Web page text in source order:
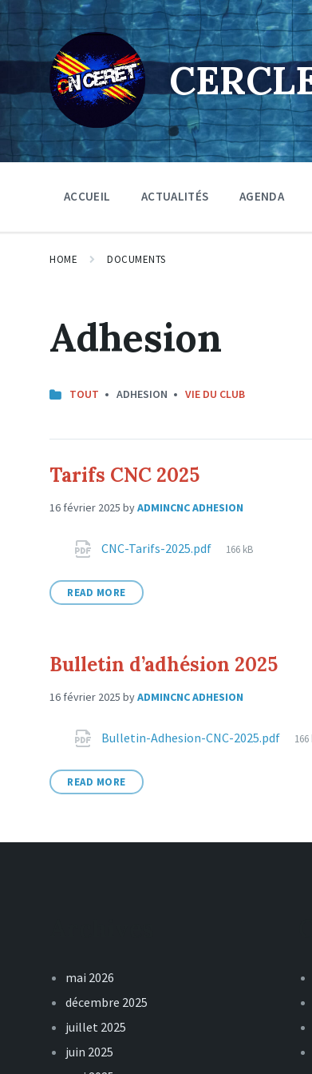
to
content
to
navigation
to
footer
ACCUEIL ACTUALITÉS AGENDA
HOME DOCUMENTS
Adhesion
TOUT ADHESION VIE DU CLUB
Tarifs CNC 2025
16 février 2025 byADMINCNCADHESION
Attachments
CNC-Tarifs-2025.pdf
File
166 kB
READ MORE
Bulletin d’adhésion 2025
16 février 2025 byADMINCNCADHESION
Attachments
Bulletin-Adhesion-CNC-2025.pdf 166
READ MORE
mai 2026
décembre 2025
juillet 2025
juin 2025